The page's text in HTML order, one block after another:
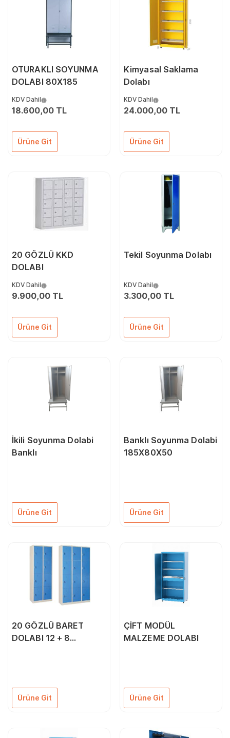
OTURAKLI SOYUNMA
DOLABI 80X185
KDV Dahil
18.600,00 TL
Ürüne Git
Kimyasal Saklama
Dolabı
KDV Dahil
24.000,00 TL
Ürüne Git
20 GÖZLÜ KKD
DOLABI
KDV Dahil
9.900,00 TL
Ürüne Git
Tekil Soyunma Dolabı
KDV Dahil
3.300,00 TL
Ürüne Git
İkili Soyunma Dolabi
Banklı
Ürüne Git
Banklı Soyunma Dolabi
185X80X50
Ürüne Git
20 GÖZLÜ BARET
DOLABI 12 + 8
Ürüne Git
ÇİFT MODÜL
MALZEME DOLABI
Ürüne Git